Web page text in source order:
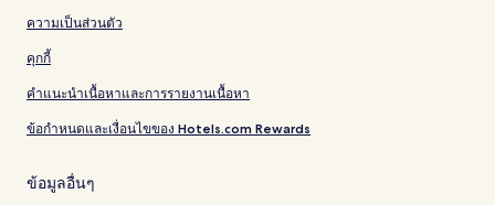
ความเป็นส่วนตัว
คุกกี้
คำแนะนำเนื้อหาและการรายงานเนื้อหา
ข้อกำหนดและเงื่อนไขของ Hotels.com Rewards
ข้อมูลอื่นๆ